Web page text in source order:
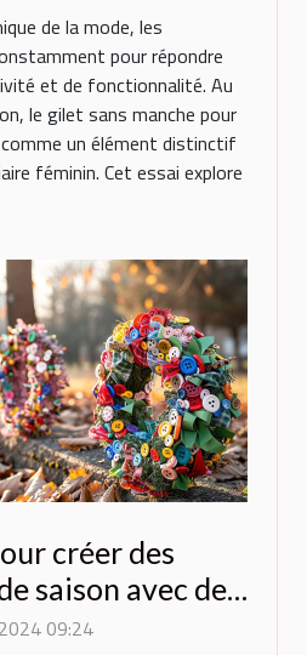
de la mode, les
pour répondre
et de fonctionnalité. Au
le gilet sans manche pour
un élément distinctif
féminin. Cet essai explore
créer des
saison avec des
recyclés
09:24